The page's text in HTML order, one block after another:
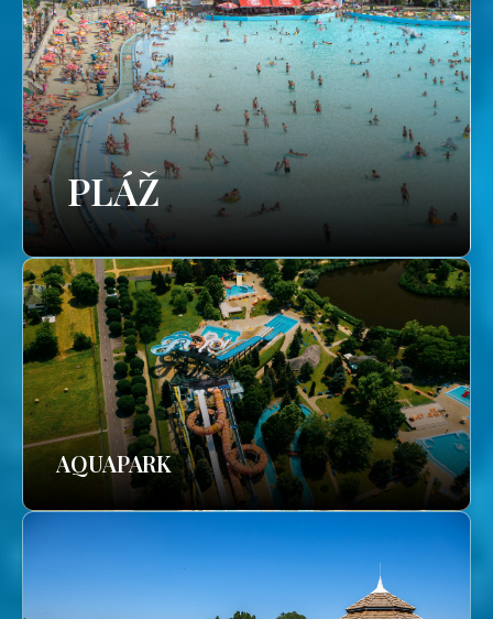
PLÁŽ
AQUAPARK